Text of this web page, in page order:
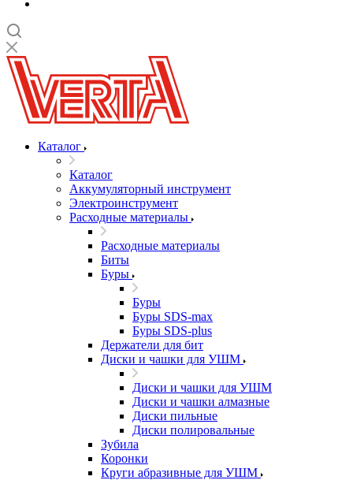
Каталог
Каталог
Аккумуляторный инструмент
Электроинструмент
Расходные материалы
Расходные материалы
Биты
Буры
Буры
Буры SDS-max
Буры SDS-plus
Держатели для бит
Диски и чашки для УШМ
Диски и чашки для УШМ
Диски и чашки алмазные
Диски пильные
Диски полировальные
Зубила
Коронки
Круги абразивные для УШМ